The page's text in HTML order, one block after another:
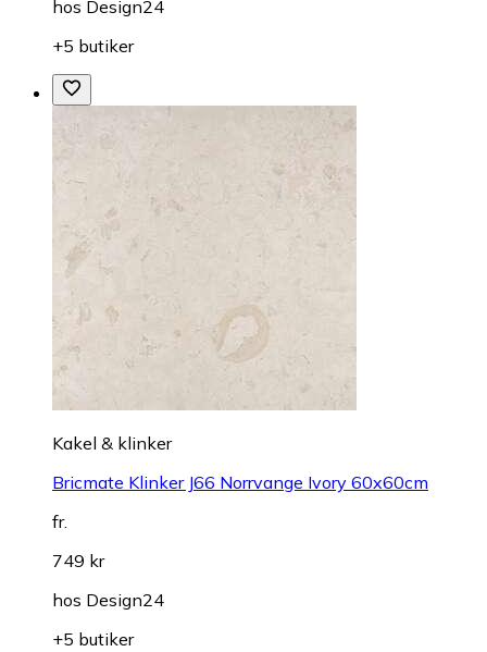
hos Design24
+5 butiker
Kakel & klinker
Bricmate Klinker J66 Norrvange Ivory 60x60cm
fr.
749 kr
hos Design24
+5 butiker